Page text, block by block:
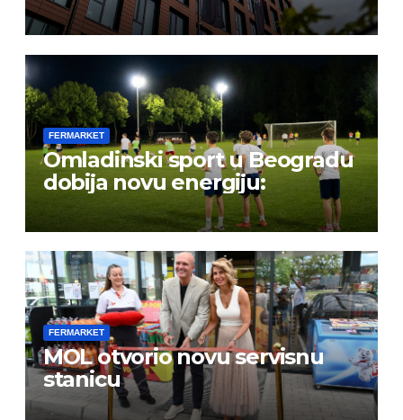
FERMARKET
Omladinski sport u Beogradu
dobija novu energiju:
FERMARKET
MOL otvorio novu servisnu
stanicu